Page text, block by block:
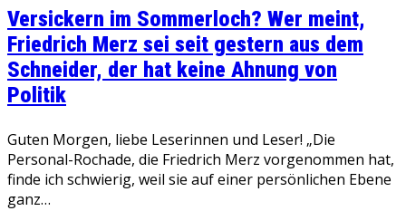
Versickern im Sommerloch? Wer meint,
Friedrich Merz sei seit gestern aus dem
Schneider, der hat keine Ahnung von
Politik
Guten Morgen, liebe Leserinnen und Leser! „Die
Personal-Rochade, die Friedrich Merz vorgenommen hat,
finde ich schwierig, weil sie auf einer persönlichen Ebene
ganz…